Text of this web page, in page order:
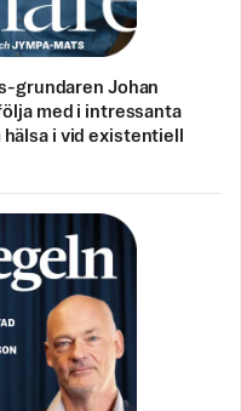
grundaren Johan
med i intressanta
i vid existentiell